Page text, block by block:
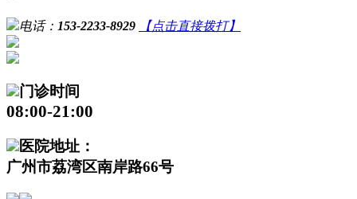
电话： 153-2233-8929 【点击直接拨打】
门诊时间
08:00-21:00
医院地址：
广州市荔湾区南岸路66号